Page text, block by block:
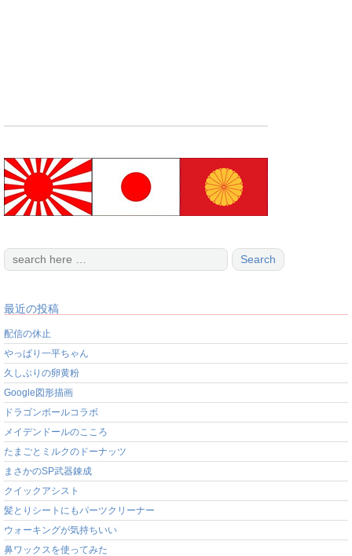
最近の投稿
配信の休止
やっぱり一平ちゃん
久しぶりの卵黄粉
Google図形描画
ドラゴンボールコラボ
メイデンドールのこころ
たまごとミルクのドーナッツ
まさかのSP武器錬成
クイックアシスト
髪とりシートにもパーツクリーナー
ウォーキングが気持ちいい
鼻ワックスを使ってみた